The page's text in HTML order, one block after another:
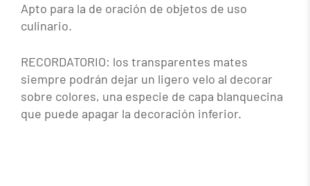
Apto para la de oración de objetos de uso
culinario.
RECORDATORIO: los transparentes mates
siempre podrán dejar un ligero velo al decorar
sobre colores, una especie de capa blanquecina
que puede apagar la decoración inferior.